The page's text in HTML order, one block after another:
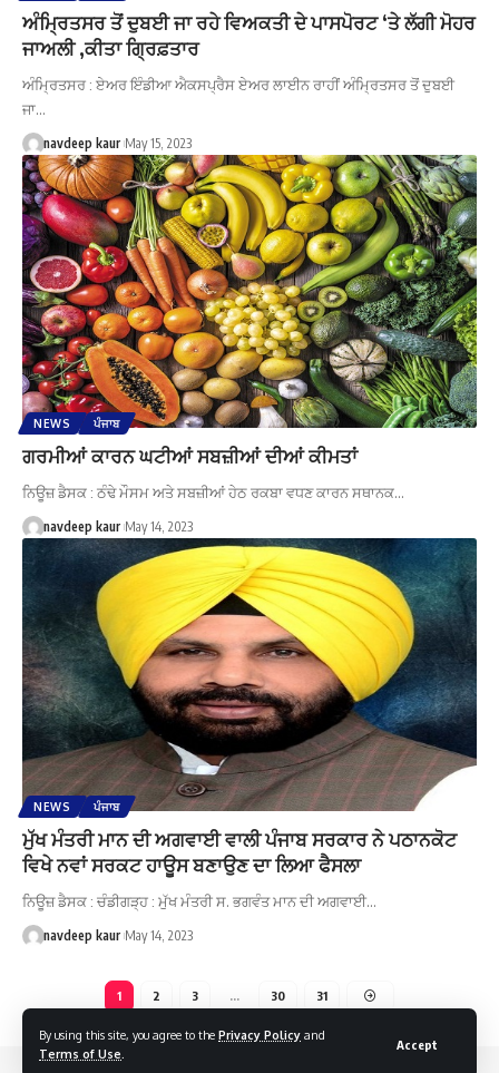
By using this site, you agree to the Privacy Policy and
Terms of Use
Accept
ਅੰਮ੍ਰਿਤਸਰ ਤੋਂ ਦੁਬਈ ਜਾ ਰਹੇ ਵਿਅਕਤੀ ਦੇ ਪਾਸਪੋਰਟ ‘ਤੇ ਲੱਗੀ ਮੋਹਰ
ਜਾਅਲੀ ,ਕੀਤਾ ਗ੍ਰਿਫ਼ਤਾਰ
ਅੰਮ੍ਰਿਤਸਰ : ਏਅਰ ਇੰਡੀਆ ਐਕਸਪ੍ਰੈਸ ਏਅਰ ਲਾਈਨ ਰਾਹੀਂ ਅੰਮ੍ਰਿਤਸਰ ਤੋਂ ਦੁਬਈ
ਜਾ…
navdeep kaur May 15, 2023
NEWS ਪੰਜਾਬ
ਗਰਮੀਆਂ ਕਾਰਨ ਘਟੀਆਂ ਸਬਜ਼ੀਆਂ ਦੀਆਂ ਕੀਮਤਾਂ
ਨਿਊਜ਼ ਡੈਸਕ : ਠੰਢੇ ਮੌਸਮ ਅਤੇ ਸਬਜ਼ੀਆਂ ਹੇਠ ਰਕਬਾ ਵਧਣ ਕਾਰਨ ਸਥਾਨਕ…
navdeep kaur May 14, 2023
NEWS ਪੰਜਾਬ
ਮੁੱਖ ਮੰਤਰੀ ਮਾਨ ਦੀ ਅਗਵਾਈ ਵਾਲੀ ਪੰਜਾਬ ਸਰਕਾਰ ਨੇ ਪਠਾਨਕੋਟ
ਵਿਖੇ ਨਵਾਂ ਸਰਕਟ ਹਾਊਸ ਬਣਾਉਣ ਦਾ ਲਿਆ ਫੈਸਲਾ
ਨਿਊਜ਼ ਡੈਸਕ : ਚੰਡੀਗੜ੍ਹ : ਮੁੱਖ ਮੰਤਰੀ ਸ. ਭਗਵੰਤ ਮਾਨ ਦੀ ਅਗਵਾਈ…
navdeep kaur May 14, 2023
1 2 3 … 30 31